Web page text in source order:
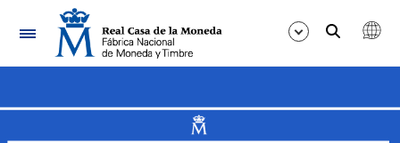
Nabigazioa